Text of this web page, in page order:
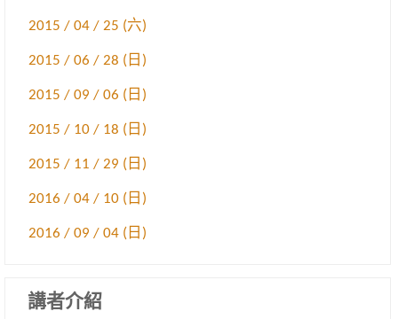
2015 / 04 / 25 (六)
2015 / 06 / 28 (日)
2015 / 09 / 06 (日)
2015 / 10 / 18 (日)
2015 / 11 / 29 (日)
2016 / 04 / 10 (日)
2016 / 09 / 04 (日)
講者介紹